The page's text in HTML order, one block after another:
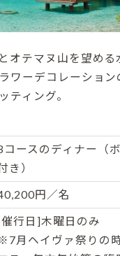
オテマヌ山を望める
ワーデコレーション
ティング。
コースのディナー（
き）
円／名
行日]木曜日のみ
月ヘイヴァ祭りの